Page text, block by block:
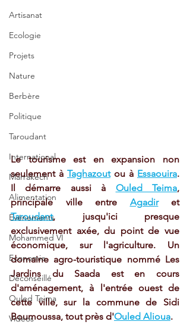
Artisanat
Ecologie
Projets
Nature
Berbère
Politique
Taroudant
International
Marrakech
Alimentation
Evénements
Mohammed VI
Economie
Déconseillé
Ouled Teima
Vidéos
Le tourisme est en expansion non
seulement à Taghazout ou à Essaouira.
Il démarre aussi à Ouled Teima,
principale ville entre Agadir
et
Taroudant, jusqu'ici presque
exclusivement axée, du point de vue
économique, sur l'agriculture. Un
domaine agro-touristique nommé Les
Jardins du Saada est en cours
d'aménagement, à l'entrée ouest de
cette ville, sur la commune de Sidi
Boumoussa, tout près d'Ouled Alioua.